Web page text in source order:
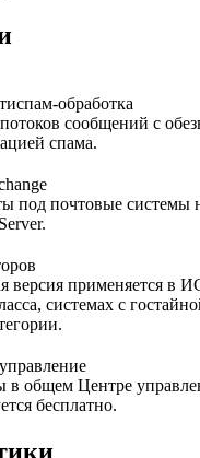
обработка
сообщений с
спама.
под почтовые системы
версия применяется в
системах с
в общем Центре
бесплатно.